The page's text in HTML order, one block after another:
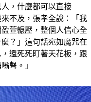
，什麼都可以直接
不及，張孝全說：「我
萱輾壓，整個人信心全
？」這句話宛如魔咒在
還死死盯著天花板，跟
聲。」